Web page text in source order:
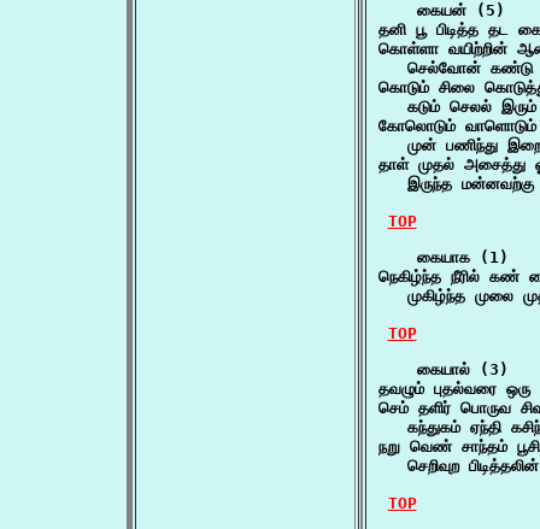
    கையன் (5)
தனி பூ பிடித்த
கொள்ளா வயிற்றின்
செல்வோன் கண்டு
கொடும் சிலை
கடும் செலல் இரும்
கோலொடும் வாளொடும்
முன் பணிந்து
தாள் முதல் அசைத்து
இருந்த
TOP
    கையாக (1)
நெகிழ்ந்த நீரில் கண்
முகிழ்ந்த முலை
TOP
    கையால் (3)
தவழும் புதல்வரை
செம் தளிர் பொருவ
கந்துகம் ஏந்தி
நறு வெண் சாந்தம்
செறிவுற
TOP